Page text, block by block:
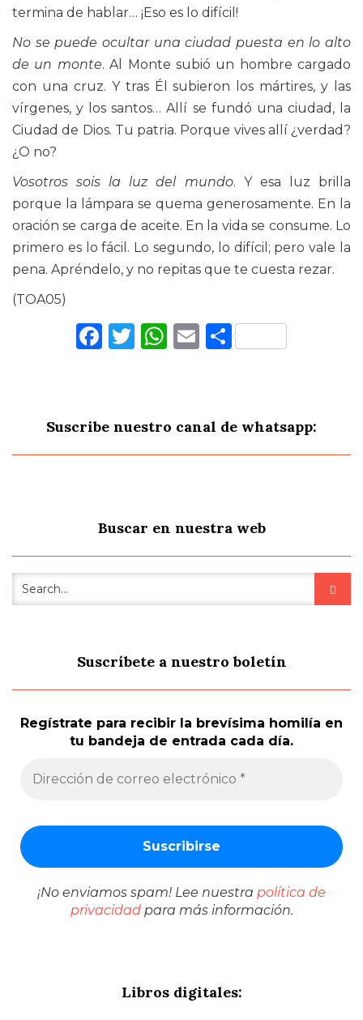
termina de hablar… ¡Eso es lo difícil!
No se puede ocultar una ciudad puesta en lo alto
de un monte. Al Monte subió un hombre cargado
con una cruz. Y tras Él subieron los mártires, y las
vírgenes, y los santos… Allí se fundó una ciudad, la
Ciudad de Dios. Tu patria. Porque vives allí ¿verdad?
¿O no?
Vosotros sois la luz del mundo. Y esa luz brilla
porque la lámpara se quema generosamente. En la
oración se carga de aceite. En la vida se consume. Lo
primero es lo fácil. Lo segundo, lo difícil; pero vale la
pena. Apréndelo, y no repitas que te cuesta rezar.
(TOA05)
Facebook
Twitter
WhatsApp
Email
Suscribe nuestro canal de whatsapp:
Buscar en nuestra web
Suscríbete a nuestro boletín
Regístrate para recibir la brevísima homilía en
tu bandeja de entrada cada día.
¡No enviamos spam! Lee nuestra política de
privacidadpara más información.
Libros digitales: